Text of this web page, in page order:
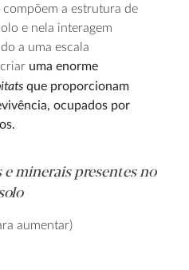
a estrutura de
e nela interagem
a uma escala
uma enorme
que proporcionam
ocupados por
minerais presentes no
aumentar)